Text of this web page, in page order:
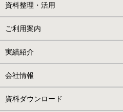
資料整理・活用
ご利用案内
実績紹介
会社情報
資料ダウンロード